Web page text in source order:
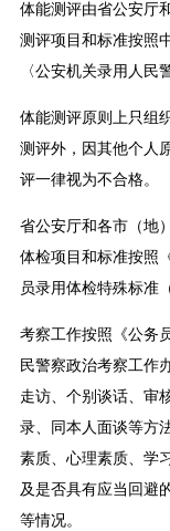
体能测评由省公安厅
测评项目和标准按照
〈公安机关录用人民
体能测评原则上只组
测评外，因其他个人
评一律视为不合格。
省公安厅和各市（地
体检项目和标准按照
员录用体检特殊标准
考察工作按照《公务
民警察政治考察工作
走访、个别谈话、审
录、同本人面谈等方
素质、心理素质、学
及是否具有应当回避
等情况。